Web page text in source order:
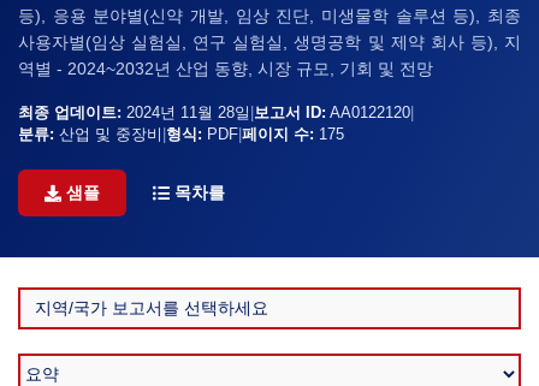
등), 응용 분야별(신약 개발, 임상 진단, 미생물학 솔루션 등), 최종
사용자별(임상 실험실, 연구 실험실, 생명공학 및 제약 회사 등), 지
역별 - 2024~2032년 산업 동향, 시장 규모, 기회 및 전망
최종 업데이트: 2024년 11월 28일 보고서 ID: AA0122120
분류: 산업 및 중장비 형식: PDF 페이지 수: 175
샘플 목차를